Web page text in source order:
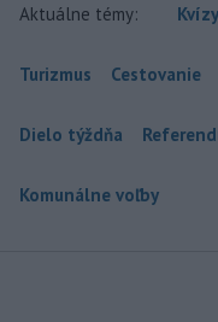
Aktuálne témy: Kvízy
Turizmus Cestovanie
Dielo týždňa
Komunálne voľby